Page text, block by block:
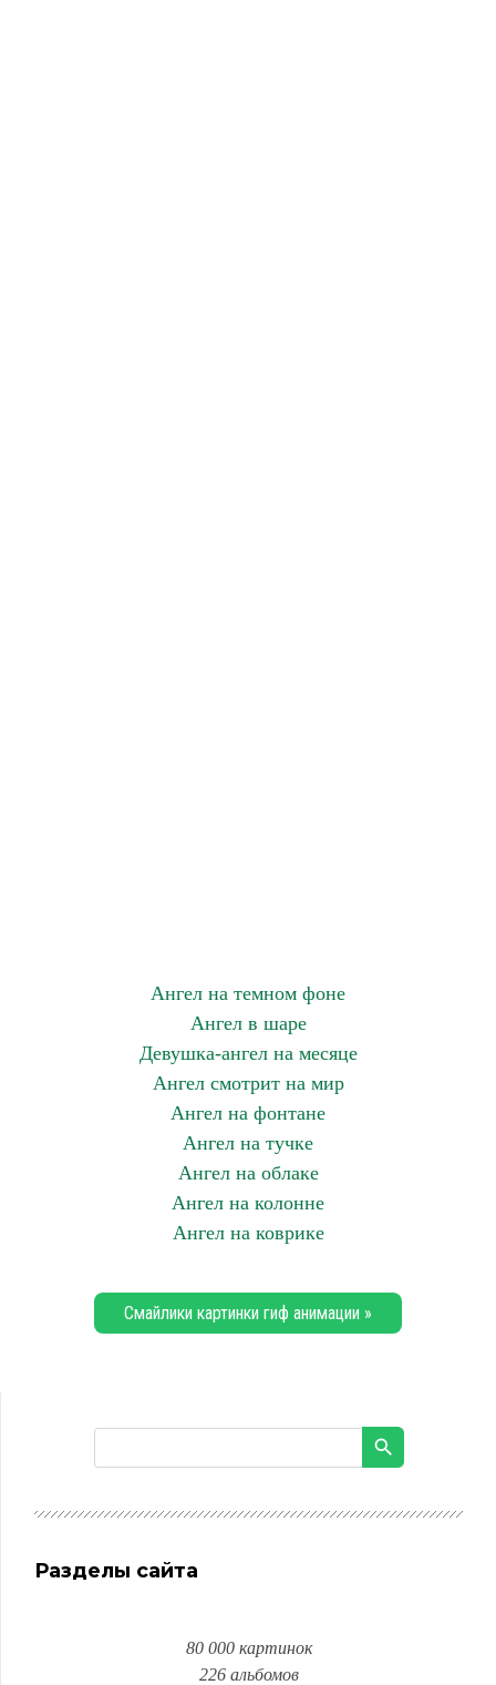
Ангел на темном фоне
Ангел в шаре
Девушка-ангел на месяце
Ангел смотрит на мир
Ангел на фонтане
Ангел на тучке
Ангел на облаке
Ангел на колонне
Ангел на коврике
Смайлики картинки гиф анимации »
Разделы сайта
80 000 картинок
226 альбомов